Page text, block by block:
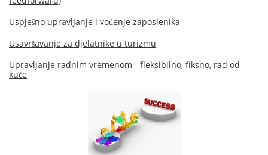
Uspješno upravljanje i vođenje zaposlenika
Usavršavanje za djelatnike u turizmu
Upravljanje radnim vremenom - fleksibilno, fiksno, rad od
kuće